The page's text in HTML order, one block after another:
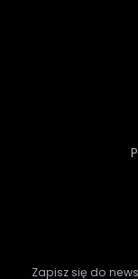
Zapisz się do